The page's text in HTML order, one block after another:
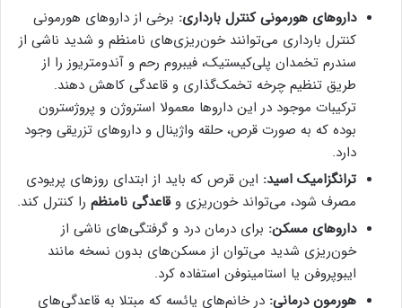
داروهای هورمونی کنترل بارداری: برخی از داروهای هورمونی
کنترل بارداری می‌توانند خون‌ریزی‌های نامنظم و شدید ناشی از
سندرم تخمدان پلی‌کیستیک، فیبروم رحم و آندومتریوز را از
طریق تنظیم چرخه تخمک‌گذاری و قاعدگی کاهش دهند.
ترکیبات موجود در این داروها معمولا استروژن و پروژسترون
بوده که به صورت قرص، حلقه واژینال و داروهای تزریقی وجود
دارد.
ترانگزامیک اسید: این قرص که باید از ابتدای روزهای پریودی
مصرف شود، می‌تواند خون‌ریزی وقاعدگی نامنظم را کنترل کند.
داروهای مسکن: برای درمان درد و گرفتگی‌های ناشی از
خون‌ریزی شدید می‌توان از مسکن‌های بدون نسخه مانند
ایبوپروفن یا استامینوفن استفاده کرد.
هورمون درمانی: در خانم‌های یائسه که مبتلا به قاعدگی‌های